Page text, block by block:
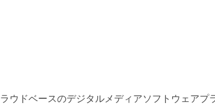
ウドベースのデジタルメディアソフトウェアプ